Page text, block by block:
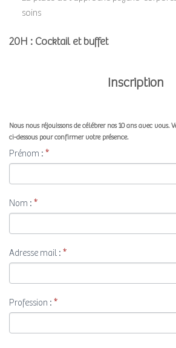
soins
20H : Cocktail et buffet
Inscription
INSCRIPTIONS
-
10
DE
LA
CLINIQUE
Nous nous réjouissons de célébrer nos 10 ans avec
ci-dessous pour confirmer votre présence.
Prénom : *
Nom : *
Adresse mail : *
Profession : *